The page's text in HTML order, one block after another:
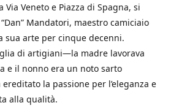
Via Veneto e Piazza di Spagna, si
Mandatori, maestro camiciaio
sua arte per cinque decenni.
di artigiani—la madre lavorava
e il nonno era un noto sarto
la passione per l’eleganza e
alla qualità.